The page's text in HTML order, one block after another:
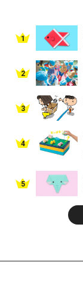
1
2
3
4
5